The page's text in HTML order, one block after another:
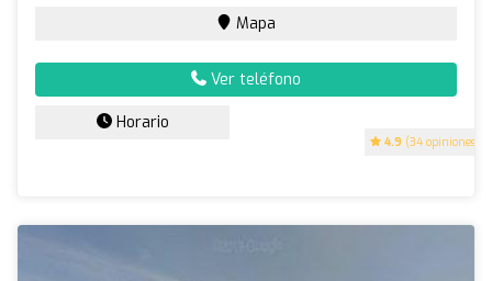
4.9 (34 opiniones)
Mapa
Ver teléfono
Horario